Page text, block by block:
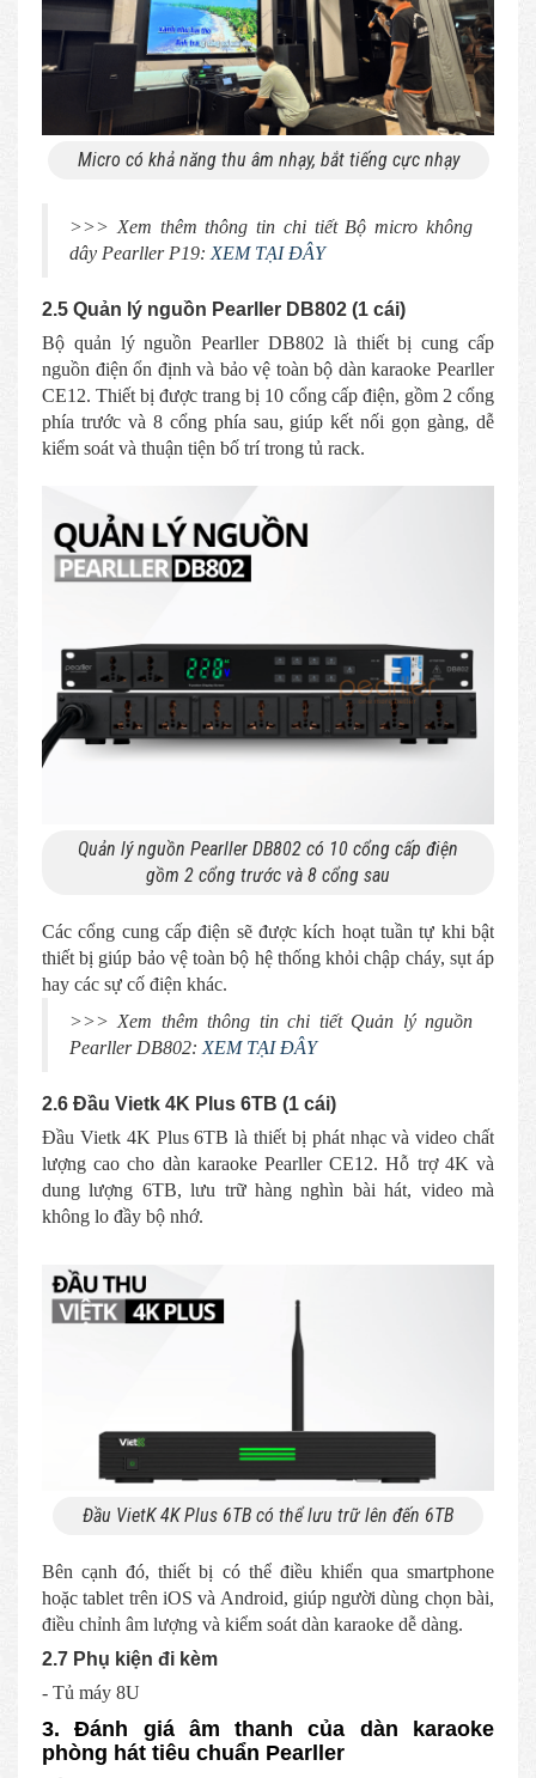
Micro có khả năng thu âm nhạy, bắt tiếng cực nhạy
>>> Xem thêm thông tin chi tiết Bộ micro không
dây Pearller P19: XEM TẠI ĐÂY
2.5 Quản lý nguồn Pearller DB802 (1 cái)
Bộ quản lý nguồn Pearller DB802 là thiết bị cung cấp
nguồn điện ổn định và bảo vệ toàn bộ dàn karaoke Pearller
CE12. Thiết bị được trang bị 10 cổng cấp điện, gồm 2 cổng
phía trước và 8 cổng phía sau, giúp kết nối gọn gàng, dễ
kiểm soát và thuận tiện bố trí trong tủ rack.
Quản lý nguồn Pearller DB802 có 10 cổng cấp điện
gồm 2 cổng trước và 8 cổng sau
Các cổng cung cấp điện sẽ được kích hoạt tuần tự khi bật
thiết bị giúp bảo vệ toàn bộ hệ thống khỏi chập cháy, sụt áp
hay các sự cố điện khác.
>>> Xem thêm thông tin chi tiết Quản lý nguồn
Pearller DB802: XEM TẠI ĐÂY
2.6 Đầu Vietk 4K Plus 6TB (1 cái)
Đầu Vietk 4K Plus 6TB là thiết bị phát nhạc và video chất
lượng cao cho dàn karaoke Pearller CE12. Hỗ trợ 4K và
dung lượng 6TB, lưu trữ hàng nghìn bài hát, video mà
không lo đầy bộ nhớ.
Đầu VietK 4K Plus 6TB có thể lưu trữ lên đến 6TB
Bên cạnh đó, thiết bị có thể điều khiển qua smartphone
hoặc tablet trên iOS và Android, giúp người dùng chọn bài,
điều chỉnh âm lượng và kiểm soát dàn karaoke dễ dàng.
2.7 Phụ kiện đi kèm
- Tủ máy 8U
3. Đánh giá âm thanh của dàn karaoke
phòng hát tiêu chuẩn Pearller